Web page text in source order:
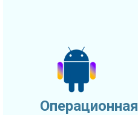
Операционная